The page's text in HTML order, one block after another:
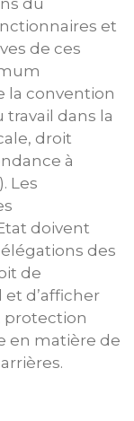
du
et
de ces
la convention
travail dans la
droit
à
Les
doivent
des
de
d’afficher
protection
en matière de